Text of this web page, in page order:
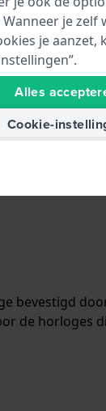
Plaats in
de horloges
Wanneer je zelf
je aanzet,
Alles
Cookie-